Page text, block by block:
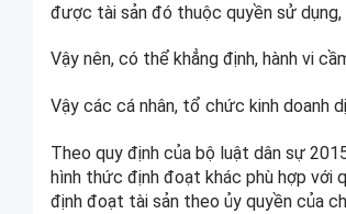
được tài sản đó thuộc quyền sử
Vậy nên, có thể khẳng định, hành vi
Vậy các cá nhân, tổ chức kinh doanh
Theo quy định của bộ luật dân sự
hình thức định đoạt khác phù hợp với
định đoạt tài sản theo ủy quyền của